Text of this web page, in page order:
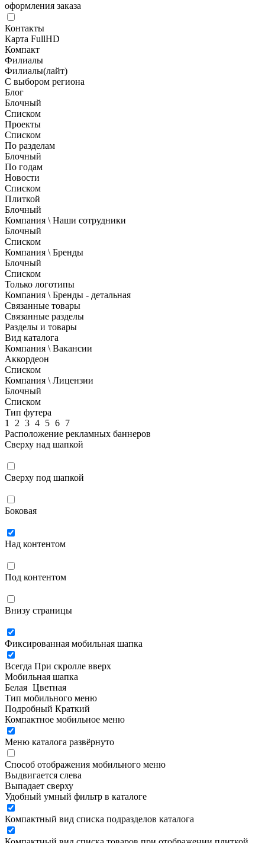
оформления заказа
Контакты
Карта FullHD
Компакт
Филиалы
Филиалы(лайт)
С выбором региона
Блог
Блочный
Списком
Проекты
Списком
По разделам
Блочный
По годам
Новости
Списком
Плиткой
Блочный
Компания \ Наши сотрудники
Блочный
Списком
Компания \ Бренды
Блочный
Списком
Только логотипы
Компания \ Бренды - детальная
Связанные товары
Связанные разделы
Разделы и товары
Вид каталога
Компания \ Вакансии
Аккордеон
Списком
Компания \ Лицензии
Блочный
Списком
Тип футера
1
2 3 4 5 6 7
Расположение рекламных баннеров
Сверху над шапкой
Сверху под шапкой
Боковая
Над контентом
Под контентом
Внизу страницы
Фиксированная мобильная шапка
Всегда При скролле вверх
Мобильная шапка
Белая Цветная
Тип мобильного меню
Подробный Краткий
Компактное мобильное меню
Меню каталога развёрнуто
Способ отображения мобильного меню
Выдвигается слева
Выпадает сверху
Удобный умный фильтр в каталоге
Компактный вид списка подразделов каталога